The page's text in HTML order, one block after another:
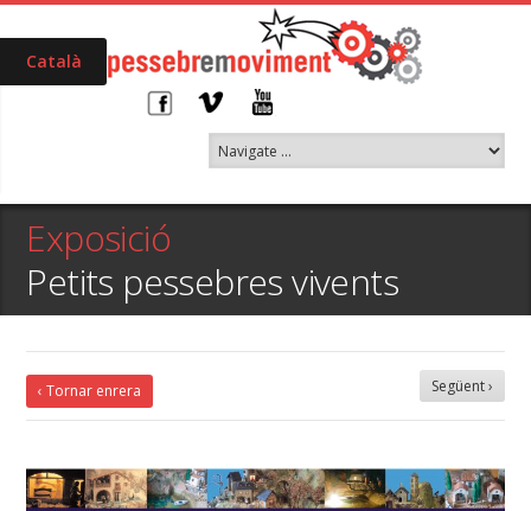
Català
Exposició
Petits pessebres vivents
‹ Tornar enrera Següent ›